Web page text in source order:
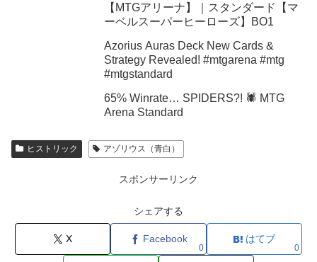
【MTGアリーナ】｜スタンダード【マ
ーベルスーパーヒーローズ】BO1
Azorius Auras Deck New Cards &
Strategy Revealed! #mtgarena #mtg
#mtgstandard
65% Winrate… SPIDERS?! 🕷️ MTG
Arena Standard
ヒストリック アゾリウス（青白）
スポンサーリンク
シェアする
X Facebook
0
はてブ
0